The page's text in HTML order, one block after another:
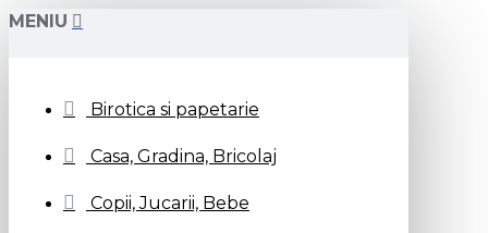
MENIU
Birotica si papetarie
Casa, Gradina, Bricolaj
Copii, Jucarii, Bebe